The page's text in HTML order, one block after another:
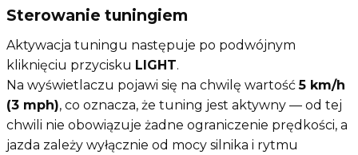
Sterowanie tuningiem
Aktywacja tuningu następuje po podwójnym
kliknięciu przycisku LIGHT.
Na wyświetlaczu pojawi się na chwilę wartość5 km/h
(3 mph), co oznacza, że tuning jest aktywny — od tej
chwili nie obowiązuje żadne ograniczenie prędkości, a
jazda zależy wyłącznie od mocy silnika i rytmu